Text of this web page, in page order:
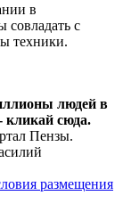
в
совладать с
техники.
людей в
кликай сюда.
Пензы.
размещения